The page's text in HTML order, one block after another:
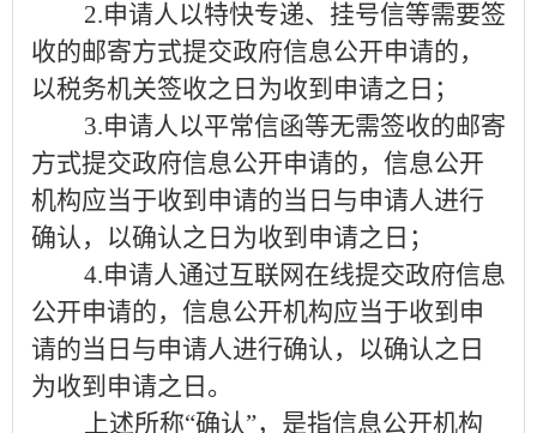
2.申请人以特快专递、挂号信等需要签
收的邮寄方式提交政府信息公开申请的，
以税务机关签收之日为收到申请之日；
3.申请人以平常信函等无需签收的邮寄
方式提交政府信息公开申请的，信息公开
机构应当于收到申请的当日与申请人进行
确认，以确认之日为收到申请之日；
4.申请人通过互联网在线提交政府信息
公开申请的，信息公开机构应当于收到申
请的当日与申请人进行确认，以确认之日
为收到申请之日。
上述所称“确认”，是指信息公开机构